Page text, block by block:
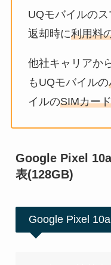
UQモバイルの
返却時に利用料
他社キャリアか
もUQモバイルの
イルのSIMカー
Google Pixel
表(128GB)
Google Pixel 10a